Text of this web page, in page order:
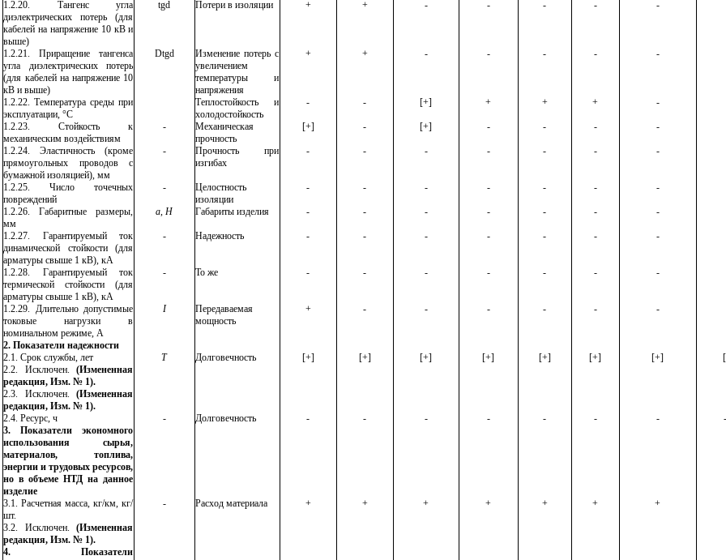
1.2.20. Тангенс угла
диэлектрических потерь (для
кабелей на напряжение 10 кВ и
выше)
tgd Потери в изоляции + + - - - - -
1.2.21.Приращение тангенса
угла диэлектрических потерь
(для кабелей на напряжение 10
кВ и выше)
Dtgd
Изменение потерь с
увеличением
температуры и
напряжения
+ + - - - - -
1.2.22.Температура среды при
эксплуатации, °С
Теплостойкость и
холодостойкость
- - [+] + + + -
1.2.23.Стойкость к
механическим воздействиям
-
Механическая
прочность
[+] - [+] - - - -
1.2.24. Эластичность (кроме
прямоугольных проводов с
бумажной изоляцией), мм
-
Прочность при
изгибах
- - - - - - -
1.2.25.Число точечных
повреждений
-
Целостность
изоляции
- - - - - - -
1.2.26.Габаритные размеры,
мм
a,Н Габариты изделия - - - - - - -
1.2.27. Гарантируемый ток
динамической стойкости (для
арматуры свыше 1 кВ), кА
- Надежность - - - - - - -
1.2.28. Гарантируемый ток
термической стойкости (для
арматуры свыше 1 кВ), кА
- То же - - - - - - -
1.2.29. Длительно допустимые
токовые нагрузки в
номинальном режиме, А
I
Передаваемая
мощность
+ - - - - - -
2. Показатели надежности
2.1. Срокслужбы, лет Т Долговечность [+] [+] [+] [+] [+] [+] [+]
2.2. Исключен.(Измененная
редакция, Изм. № 1).
2.3. Исключен.(Измененная
редакция, Изм. № 1).
2.4.Ресурс, ч - Долговечность - - - - - - -
3. Показатели экономного
использования сырья,
материалов, топлива,
энергии и трудовых ресурсов,
но в объеме НТД на данное
изделие
3.1.Расчетная масса, кг/км, кг/
шт.
- Расход материала + + + + + + +
3.2. Исключен.(Измененная
редакция, Изм. № 1).
4. Показатели